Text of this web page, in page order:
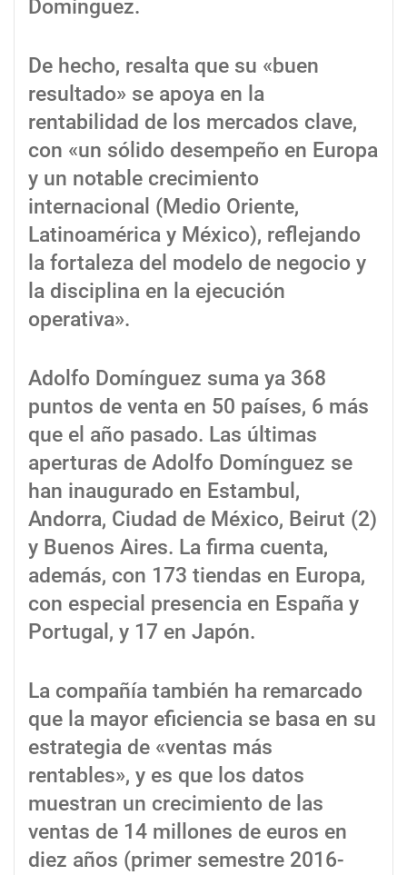
Domínguez.
De hecho, resalta que su «buen
resultado» se apoya en la
rentabilidad de los mercados clave,
con «un sólido desempeño en Europa
y un notable crecimiento
internacional (Medio Oriente,
Latinoamérica y México), reflejando
la fortaleza del modelo de negocio y
la disciplina en la ejecución
operativa».
Adolfo Domínguez suma ya 368
puntos de venta en 50 países, 6 más
que el año pasado. Las últimas
aperturas de Adolfo Domínguez se
han inaugurado en Estambul,
Andorra, Ciudad de México, Beirut (2)
y Buenos Aires. La firma cuenta,
además, con 173 tiendas en Europa,
con especial presencia en España y
Portugal, y 17 en Japón.
La compañía también ha remarcado
que la mayor eficiencia se basa en su
estrategia de «ventas más
rentables», y es que los datos
muestran un crecimiento de las
ventas de 14 millones de euros en
diez años (primer semestre 2016-